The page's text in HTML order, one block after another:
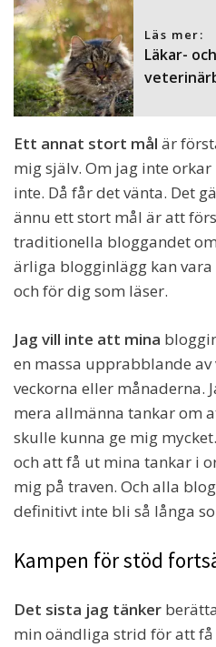
Läs mer:
Läkar- och
Ett annat stort mål är
mig själv. Om jag inte
inte. Då får det vänta. Det
ännu ett stort mål är att
traditionella bloggandet
ärliga blogginlägg kan
och för dig som läser.
Jag vill inte att mina
en massa upprabblande av
veckorna eller månaderna.
mera allmänna tankar om
skulle kunna ge mig
och att få ut mina tankar i
mig på traven. Och alla
definitivt inte bli så långa
Kampen för stöd
Det sista jag tänker
min oändliga strid för att